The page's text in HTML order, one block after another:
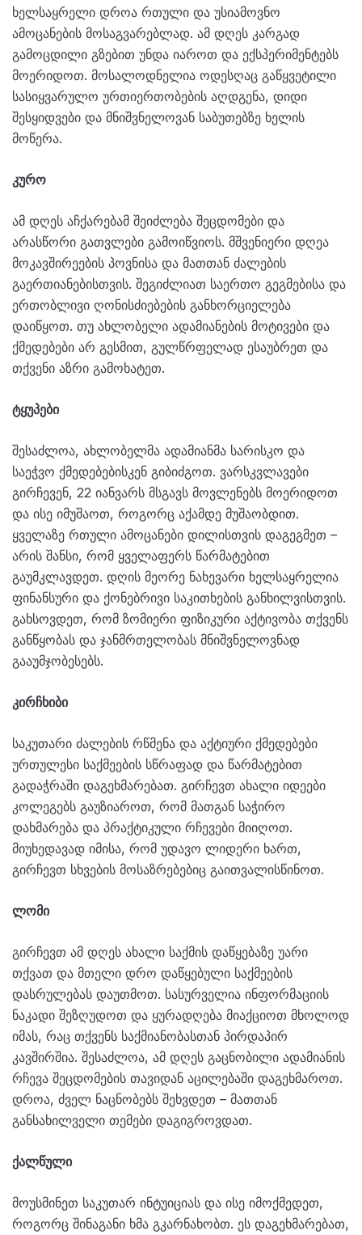
ხელსაყრელი დროა რთული და უსიამოვნო
ამოცანების მოსაგვარებლად. ამ დღეს კარგად
გამოცდილი გზებით უნდა იაროთ და ექსპერიმენტებს
მოერიდოთ. მოსალოდნელია ოდესღაც გაწყვეტილი
სასიყვარულო ურთიერთობების აღდგენა, დიდი
შესყიდვები და მნიშვნელოვან საბუთებზე ხელის
მოწერა.
კურო
ამ დღეს აჩქარებამ შეიძლება შეცდომები და
არასწორი გათვლები გამოიწვიოს. მშვენიერი დღეა
მოკავშირეების პოვნისა და მათთან ძალების
გაერთიანებისთვის. შეგიძლიათ საერთო გეგმებისა და
ერთობლივი ღონისძიებების განხორციელება
დაიწყოთ. თუ ახლობელი ადამიანების მოტივები და
ქმედებები არ გესმით, გულწრფელად ესაუბრეთ და
თქვენი აზრი გამოხატეთ.
ტყუპები
შესაძლოა, ახლობელმა ადამიანმა სარისკო და
საეჭვო ქმედებებისკენ გიბიძგოთ. ვარსკვლავები
გირჩევენ, 22 იანვარს მსგავს მოვლენებს მოერიდოთ
და ისე იმუშაოთ, როგორც აქამდე მუშაობდით.
ყველაზე რთული ამოცანები დილისთვის დაგეგმეთ –
არის შანსი, რომ ყველაფერს წარმატებით
გაუმკლავდეთ. დღის მეორე ნახევარი ხელსაყრელია
ფინანსური და ქონებრივი საკითხების განხილვისთვის.
გახსოვდეთ, რომ ზომიერი ფიზიკური აქტივობა თქვენს
განწყობას და ჯანმრთელობას მნიშვნელოვნად
გააუმჯობესებს.
კირჩხიბი
საკუთარი ძალების რწმენა და აქტიური ქმედებები
ურთულესი საქმეების სწრაფად და წარმატებით
გადაჭრაში დაგეხმარებათ. გირჩევთ ახალი იდეები
კოლეგებს გაუზიაროთ, რომ მათგან საჭირო
დახმარება და პრაქტიკული რჩევები მიიღოთ.
მიუხედავად იმისა, რომ უდავო ლიდერი ხართ,
გირჩევთ სხვების მოსაზრებებიც გაითვალისწინოთ.
ლომი
გირჩევთ ამ დღეს ახალი საქმის დაწყებაზე უარი
თქვათ და მთელი დრო დაწყებული საქმეების
დასრულებას დაუთმოთ. სასურველია ინფორმაციის
ნაკადი შეზღუდოთ და ყურადღება მიაქციოთ მხოლოდ
იმას, რაც თქვენს საქმიანობასთან პირდაპირ
კავშირშია. შესაძლოა, ამ დღეს გაცნობილი ადამიანის
რჩევა შეცდომების თავიდან აცილებაში დაგეხმაროთ.
დროა, ძველ ნაცნობებს შეხვდეთ – მათთან
განსახილველი თემები დაგიგროვდათ.
ქალწული
მოუსმინეთ საკუთარ ინტუიციას და ისე იმოქმედეთ,
როგორც შინაგანი ხმა გკარნახობთ. ეს დაგეხმარებათ,